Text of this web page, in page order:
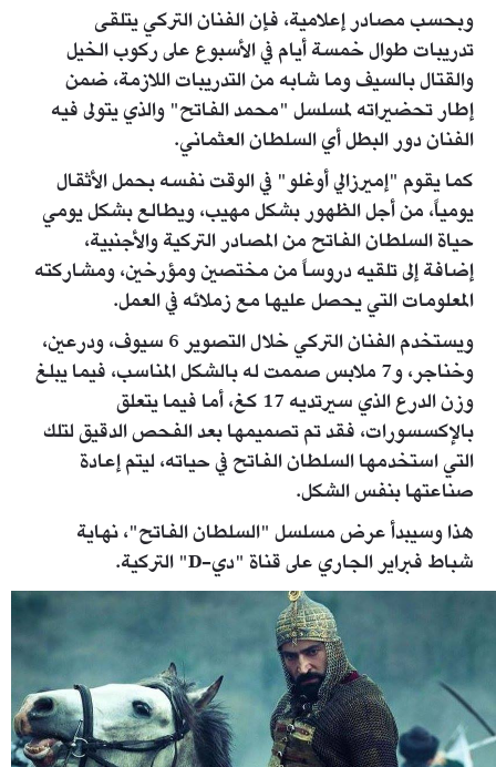
وبحسب مصادر إعلامية، فإن الفنان التركي يتلقى
تدريبات طوال خمسة أيام في الأسبوع على ركوب الخيل
والقتال بالسيف وما شابه من التدريبات اللازمة، ضمن
إطار تحضيراته لمسلسل "محمد الفاتح" والذي يتولى فيه
الفنان دور البطل أي السلطان العثماني.
كما يقوم "إميرزالي أوغلو" في الوقت نفسه بحمل الأثقال
يومياً، من أجل الظهور بشكل مهيب، ويطالع بشكل يومي
حياة السلطان الفاتح من المصادر التركية والأجنبية،
إضافة إلى تلقيه دروساً من مختصين ومؤرخين، ومشاركته
المعلومات التي يحصل عليها مع زملائه في العمل.
ويستخدم الفنان التركي خلال التصوير 6 سيوف، ودرعين،
وخناجر، و7 ملابس صممت له بالشكل المناسب، فيما يبلغ
وزن الدرع الذي سيرتديه 17 كغ، أما فيما يتعلق
بالإكسسورات، فقد تم تصميمها بعد الفحص الدقيق لتلك
التي استخدمها السلطان الفاتح في حياته، ليتم إعادة
صناعتها بنفس الشكل.
هذا وسيبدأ عرض مسلسل "السلطان الفاتح"، نهاية
شباط فبراير الجاري على قناة "دي-D" التركية.
28308151_144272103052541_1519282982_n.jpg